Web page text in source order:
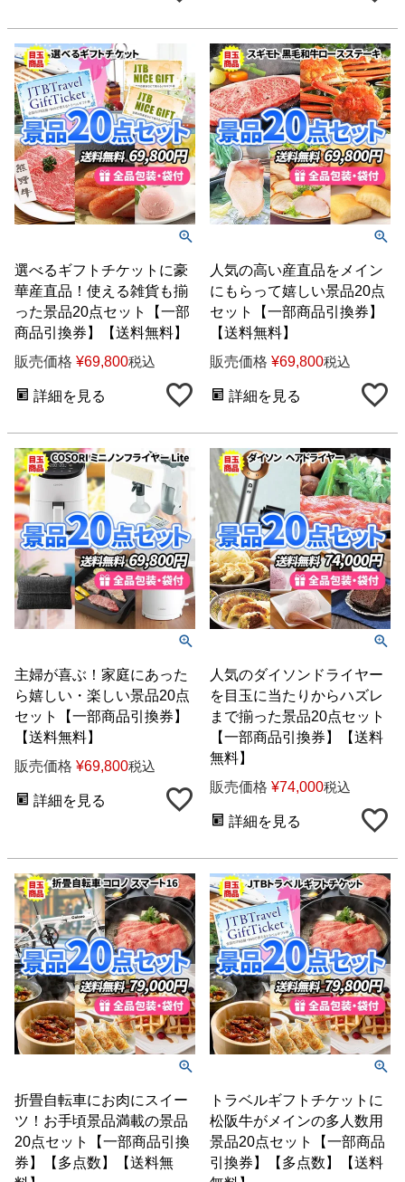
選べるギフトチケットに豪
華産直品！使える雑貨も揃
った景品20点セット【一部
商品引換券】【送料無料】
販売価格 ¥69,800税込
詳細を見る
人気の高い産直品をメイン
にもらって嬉しい景品20点
セット【一部商品引換券】
【送料無料】
販売価格 ¥69,800税込
詳細を見る
主婦が喜ぶ！家庭にあった
ら嬉しい・楽しい景品20点
セット【一部商品引換券】
【送料無料】
販売価格 ¥69,800税込
詳細を見る
人気のダイソンドライヤー
を目玉に当たりからハズレ
まで揃った景品20点セット
【一部商品引換券】【送料
無料】
販売価格 ¥74,000税込
詳細を見る
折畳自転車にお肉にスイー
ツ！お手頃景品満載の景品
20点セット【一部商品引換
券】【多点数】【送料無
トラベルギフトチケットに
松阪牛がメインの多人数用
景品20点セット【一部商品
引換券】【多点数】【送料